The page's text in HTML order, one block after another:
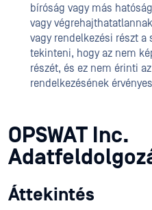
bíróság vagy más
vagy
vagy rendelkezési részt
tekinteni, hogy az nem
részét, és ez nem érinti
rendelkezésének
OPSWAT Inc.
Áttekintés